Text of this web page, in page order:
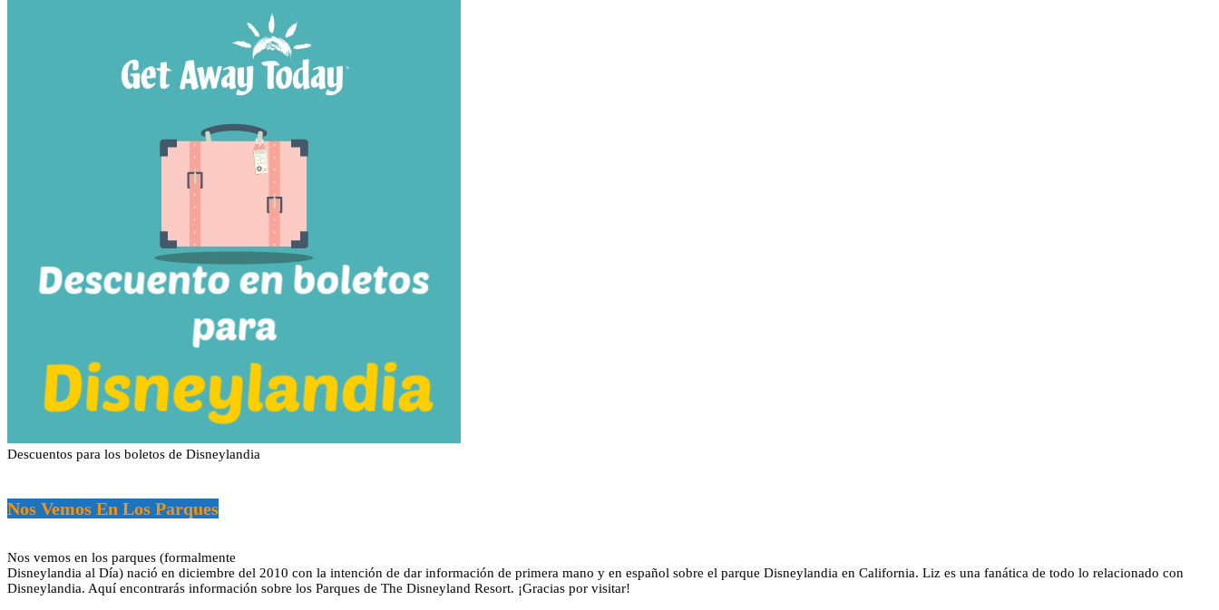
Descuentos para los boletos de Disneylandia
Nos Vemos En Los Parques
Nos vemos en los parques (formalmente
Disneylandia al Día) nació en diciembre del 2010 con la intención de dar información de primera mano y en español sobre el parque Disneylandia en California. Liz es una fanática de todo lo relacionado con
Disneylandia. Aquí encontrarás información sobre los Parques de The Disneyland Resort. ¡Gracias por visitar!